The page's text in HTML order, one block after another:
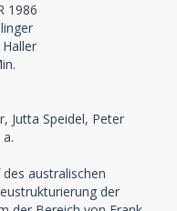
1986
Jutta Speidel, Peter
australischen
der